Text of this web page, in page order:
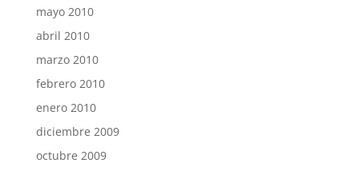
mayo 2010
abril 2010
marzo 2010
febrero 2010
enero 2010
diciembre 2009
octubre 2009